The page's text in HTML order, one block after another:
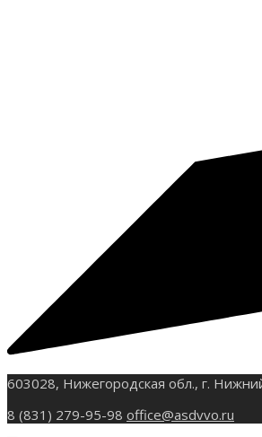
603028, Нижегородская обл., г.
8 (831) 279-95-98 office@asdvvo.ru